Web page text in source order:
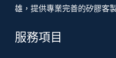
雄，提供專業完善的矽膠客
服務項目